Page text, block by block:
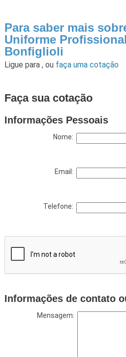
Para saber mais
Uniforme
Bonfiglioli
Ligue para , ou faça uma cotação
Faça sua cotação
Informações Pessoais
Nome:
Email:
Telefone:
Informações de contato
Mensagem: